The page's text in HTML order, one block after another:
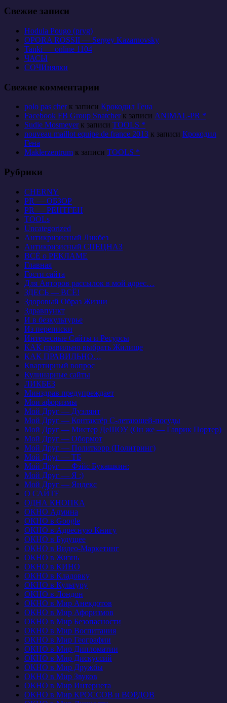
Свежие записи
Hodula Pougo (pryg)
OPORA ROSSII — Sergey Kazarnovsky
Tanki — online 1104
ЧАСЫ
СОЧИнялки
Свежие комментарии
polo pas cherк записи Крокодил Гена
Facebook FB Group Snatcherк записи ANIMAL-PR *
Sudie Mosmeyerк записи TOOLS *
nouveau maillot equipe de france 2013 к записи Крокодил
Гена
Maklerzentrum к записи TOOLS *
Рубрики
CHERNY
PR — ОБЗОР
PR — РЕНТГЕН
TOOLs
Uncategorized
Антикризисный Ликбез
Антикризисный СПЕЦНАЗ
ВСЁ о РЕКЛАМЕ
Главная
Гости сайта
Для Авторов рассылок в мой адрес…
ЗДЕСЬ — ВСЁ!
Здоровый Образ Жизни
Здравпункт
И в безкультурье
Из переписки
Интересные Сайты и Ресурсы
КАК правильно выбрать Жилище
КАК ПРАВИЛЬНО…
Квартирный вопрос
Кулинарные сайты
ЛИКБЕЗ
Минздрав предупреждает
Мои афоризмы
Мой Друг — Дуэлянт
Мой Друг — Контактёр С-летающей-посуды
Мой Друг — Мистер ДеШОУ (Он же — Гаврик Портер)
Мой Друг — Обормот
Мой Друг — Политкорр (Политринг)
Мой Друг — ТБ
Мой Друг — Фэйс Букашкин:
Мой Друг — Я :)
Мой Друг — Яндекс
О САЙТЕ
ОДНА КНОПКА
ОКНО Админа
ОКНО в Google
ОКНО в Адресную Книгу
ОКНО в Будущее
ОКНО в Видео-Маркетинг
ОКНО в Жизнь
ОКНО в КИНО
ОКНО в Кладовку
ОКНО в Культуру
ОКНО в Лондон
ОКНО в Мир Анекдотов
ОКНО в Мир Афоризмов
ОКНО в Мир Безопасности
ОКНО в Мир Воспитания
ОКНО в Мир Географии
ОКНО в Мир Дипломатии
ОКНО в Мир Дискуссий
ОКНО в Мир Дружбы
ОКНО в Мир Звуков
ОКНО в Мир Интернета
ОКНО в Мир КРОССОВ и ВОРДОВ